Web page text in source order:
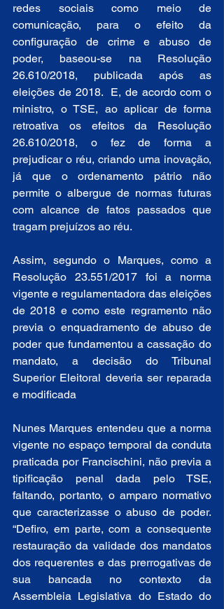
redes sociais como meio de
comunicação, para o efeito da
configuração de crime e abuso de
poder, baseou-se na Resolução
26.610/2018, publicada após as
eleições de 2018.  E, de acordo com o
ministro, o TSE, ao aplicar de forma
retroativa os efeitos da Resolução
26.610/2018, o fez de forma a
prejudicar o réu, criando uma inovação,
já que o ordenamento pátrio não
permite o albergue de normas futuras
com alcance de fatos passados que
tragam prejuízos ao réu.
Assim, segundo o Marques, como a
Resolução 23.551/2017 foi a norma
vigente e regulamentadora das eleições
de 2018 e como este regramento não
previa o enquadramento de abuso de
poder que fundamentou a cassação do
mandato, a decisão do Tribunal
Superior Eleitoral deveria ser reparada
e modificada
Nunes Marques entendeu que a norma
vigente no espaço temporal da conduta
praticada por Francischini, não previa a
tipificação penal dada pelo TSE,
faltando, portanto, o amparo normativo
que caracterizasse o abuso de poder.
“Defiro, em parte, com a consequente
restauração da validade dos mandatos
dos requerentes e das prerrogativas de
sua bancada no contexto da
Assembleia Legislativa do Estado do